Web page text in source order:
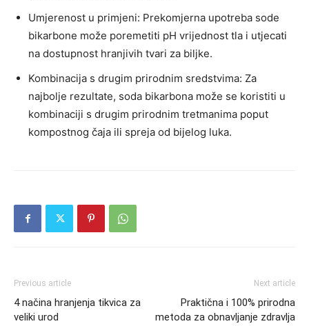
Umjerenost u primjeni: Prekomjerna upotreba sode
bikarbone može poremetiti pH vrijednost tla i utjecati
na dostupnost hranjivih tvari za biljke.
Kombinacija s drugim prirodnim sredstvima: Za
najbolje rezultate, soda bikarbona može se koristiti u
kombinaciji s drugim prirodnim tretmanima poput
kompostnog čaja ili spreja od bijelog luka.
Previous article
4 načina hranjenja tikvica za
veliki urod
Next article
Praktična i 100% prirodna
metoda za obnavljanje zdravlja